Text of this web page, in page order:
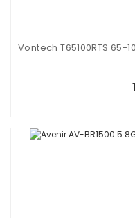
Vontech T65100RTS 65-